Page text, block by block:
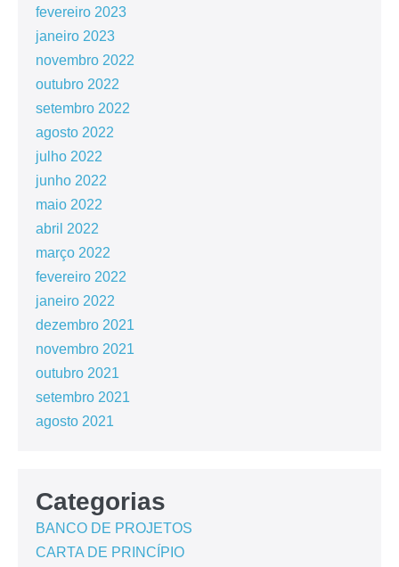
fevereiro 2023
janeiro 2023
novembro 2022
outubro 2022
setembro 2022
agosto 2022
julho 2022
junho 2022
maio 2022
abril 2022
março 2022
fevereiro 2022
janeiro 2022
dezembro 2021
novembro 2021
outubro 2021
setembro 2021
agosto 2021
Categorias
BANCO DE PROJETOS
CARTA DE PRINCÍPIO